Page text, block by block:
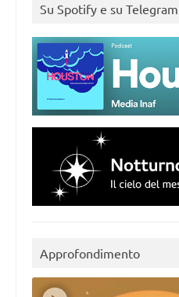
Su Spotify e su Telegram
Approfondimento